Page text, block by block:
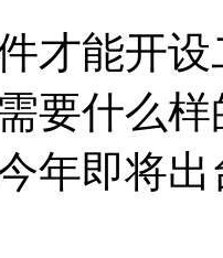
才能开
要什么
年即将